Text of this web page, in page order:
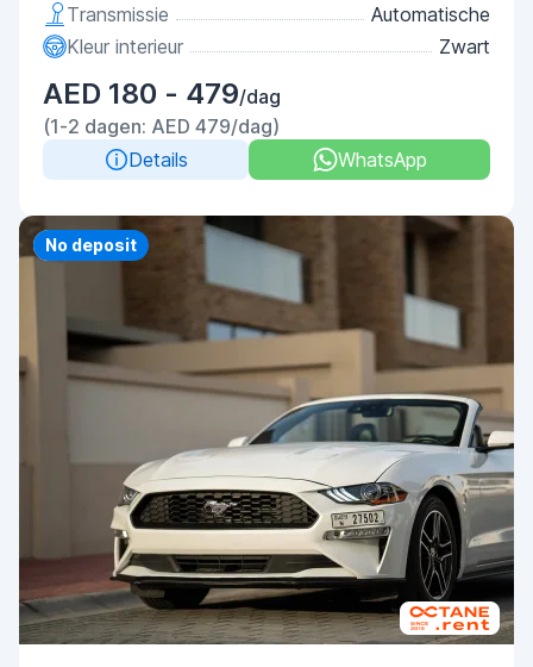
Transmissie
Automatische
Kleur interieur
Zwart
AED 180 - 479/dag
(1-2 dagen: AED 479/dag)
Details
WhatsApp
Priority
No deposit